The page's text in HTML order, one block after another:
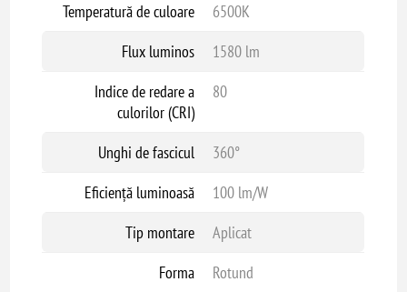
Temperatură de culoare
6500K
Flux luminos
1580 lm
Indice de redare a
culorilor (CRI)
80
Unghi de fascicul
360°
Eficiență luminoasă
100 lm/W
Tip montare
Aplicat
Forma
Rotund